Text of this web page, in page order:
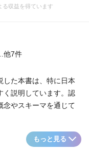
る収益を得ています
...他7件
した本書は、特に日本
く説明しています。認
念やスキーマを通じて
もっと見る